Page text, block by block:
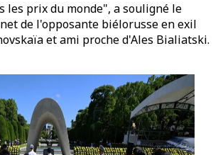
les prix du monde", a souligné le
de l'opposante biélorusse en exil
et ami proche d'Ales Bialiatski.